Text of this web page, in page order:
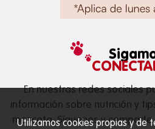
Utilizamos cookies propias y de
En nuestras redes sociales
información sobre nutrición y
mascota. Síguenos y